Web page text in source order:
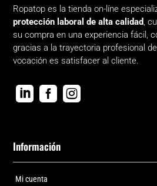
Ropatop es la tienda on-líne
protección laboral de alta calidad,
su compra en una experiencia fácil,
gracias a la trayectoria profesional
vocación es satisfacer al cliente.
  
Información
Mi cuenta